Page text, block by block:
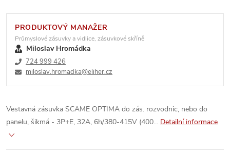
PRODUKTOVÝ MANAŽER
Průmyslové zásuvky a vidlice, zásuvkové skříně
Miloslav Hromádka
724 999 426
miloslav.hromadka@eliher.cz
Vestavná zásuvka SCAME OPTIMA do zás. rozvodnic, nebo do
panelu, šikmá - 3P+E, 32A, 6h/380-415V (400... Detailní informace